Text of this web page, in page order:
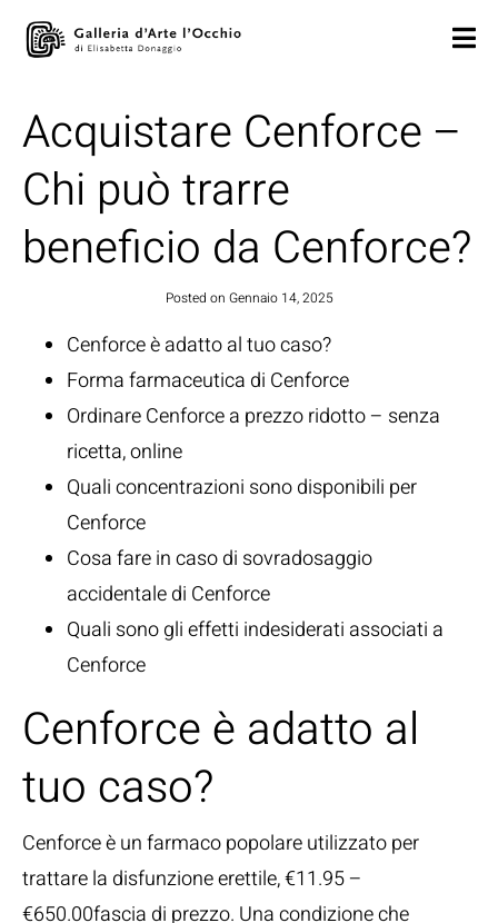
Acquistare Cenforce –
Chi può trarre
beneficio da Cenforce?
Posted on Gennaio 14, 2025
Cenforce è adatto al tuo caso?
Forma farmaceutica di Cenforce
Ordinare Cenforce a prezzo ridotto – senza
ricetta, online
Quali concentrazioni sono disponibili per
Cenforce
Cosa fare in caso di sovradosaggio
accidentale di Cenforce
Quali sono gli effetti indesiderati associati a
Cenforce
Cenforce è adatto al
tuo caso?
Cenforce è un farmaco popolare utilizzato per
trattare la disfunzione erettile, €11.95 –
€650.00fascia di prezzo. Una condizione che